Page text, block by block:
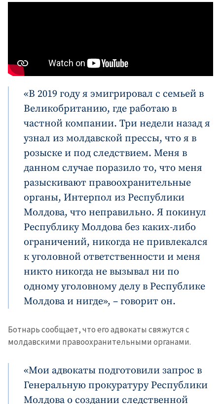
«В 2019 году я эмигрировал с семьей в
Великобританию, где работаю в
частной компании. Три недели назад я
узнал из молдавской прессы, что я в
розыске и под следствием. Меня в
данном случае поразило то, что меня
разыскивают правоохранительные
органы, Интерпол из Республики
Молдова, что неправильно. Я покинул
Республику Молдова без каких-либо
ограничений, никогда не привлекался
к уголовной ответственности и меня
никто никогда не вызывал ни по
одному уголовному делу в Республике
Молдова и нигде», – говорит он.
Ботнарь сообщает, что его адвокаты свяжутся с
молдавскими правоохранительными органами.
«Мои адвокаты подготовили запрос в
Генеральную прокуратуру Республики
Молдова о создании следственной